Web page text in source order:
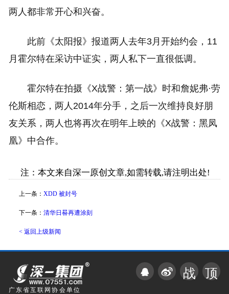
两人都非常开心和兴奋。
此前《太阳报》报道两人去年3月开始约会，11
月霍尔特在采访中证实，两人私下一直很低调。
霍尔特在拍摄《X战警：第一战》时和詹妮弗·劳
伦斯相恋，两人2014年分手，之后一次维持良好朋
友关系，两人也将再次在明年上映的《X战警：黑凤
凰》中合作。
注：本文来自深一原创文章,如需转载,请注明出处!
上一条： XDD 被封号
下一条： 清华日晷再遭涂刻
< 返回上级新闻
广东省互联网协会单位
战 顶